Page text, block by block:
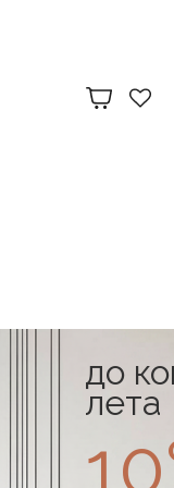
до
лета